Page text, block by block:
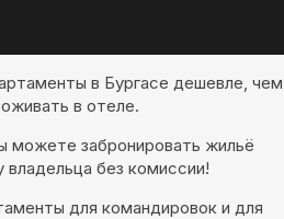
в Бургасе дешевле, чем
в отеле.
можете забронировать жильё
владельца без комиссии!
для командировок и для